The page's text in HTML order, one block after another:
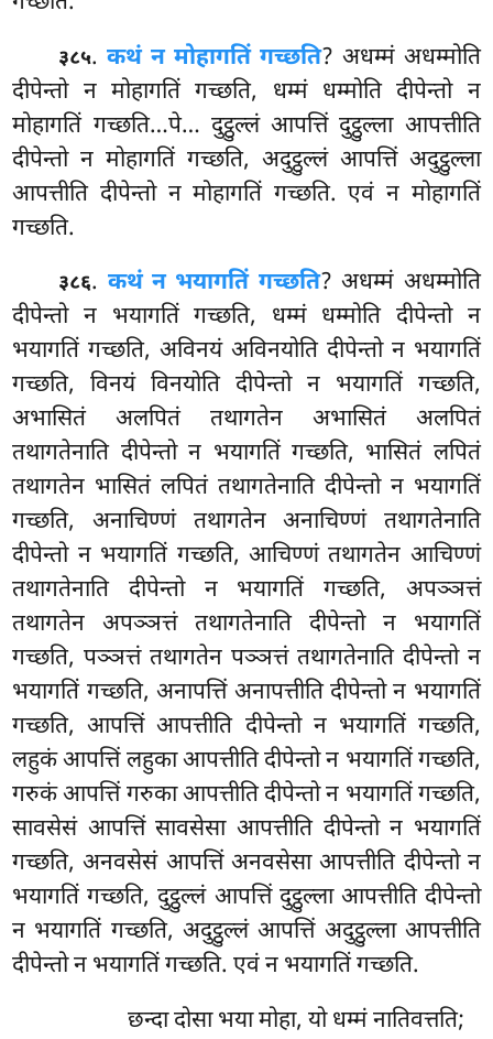
३८५. कथं न मोहागतिं गच्छति? अधम्मं अधम्मोति
दीपेन्तो न मोहागतिं गच्छति, धम्मं धम्मोति दीपेन्तो न
मोहागतिं गच्छति…पे… दुट्ठुल्लं आपत्तिं दुट्ठुल्ला आपत्तीति
दीपेन्तो न मोहागतिं गच्छति, अदुट्ठुल्लं आपत्तिं अदुट्ठुल्ला
आपत्तीति दीपेन्तो न मोहागतिं गच्छति. एवं न मोहागतिं
गच्छति.
३८६. कथं न भयागतिं गच्छति? अधम्मं अधम्मोति
दीपेन्तो न भयागतिं गच्छति, धम्मं धम्मोति दीपेन्तो न
भयागतिं गच्छति, अविनयं अविनयोति दीपेन्तो न भयागतिं
गच्छति, विनयं विनयोति दीपेन्तो न भयागतिं गच्छति,
अभासितं अलपितं तथागतेन अभासितं अलपितं
तथागतेनाति दीपेन्तो न भयागतिं गच्छति, भासितं लपितं
तथागतेन भासितं लपितं तथागतेनाति दीपेन्तो न भयागतिं
गच्छति, अनाचिण्णं तथागतेन अनाचिण्णं तथागतेनाति
दीपेन्तो न भयागतिं गच्छति, आचिण्णं तथागतेन आचिण्णं
तथागतेनाति दीपेन्तो न भयागतिं गच्छति, अपञ्ञत्तं
तथागतेन अपञ्ञत्तं तथागतेनाति दीपेन्तो न भयागतिं
गच्छति, पञ्ञत्तं तथागतेन पञ्ञत्तं तथागतेनाति दीपेन्तो न
भयागतिं गच्छति, अनापत्तिं अनापत्तीति दीपेन्तो न भयागतिं
गच्छति, आपत्तिं आपत्तीति दीपेन्तो न भयागतिं गच्छति,
लहुकं आपत्तिं लहुका आपत्तीति दीपेन्तो न भयागतिं गच्छति,
गरुकं आपत्तिं गरुका आपत्तीति दीपेन्तो न भयागतिं गच्छति,
सावसेसं आपत्तिं सावसेसा आपत्तीति दीपेन्तो न भयागतिं
गच्छति, अनवसेसं आपत्तिं अनवसेसा आपत्तीति दीपेन्तो न
भयागतिं गच्छति, दुट्ठुल्लं आपत्तिं दुट्ठुल्ला आपत्तीति दीपेन्तो
न भयागतिं गच्छति, अदुट्ठुल्लं आपत्तिं अदुट्ठुल्ला आपत्तीति
दीपेन्तो न भयागतिं गच्छति. एवं न भयागतिं गच्छति.
छन्दादोसा भया मोहा, यो धम्मं नातिवत्तति;